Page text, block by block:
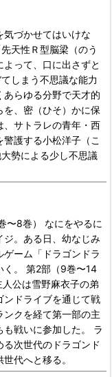
気づかせてはいけな
天性Ｒ型脳梁（のう
って、口に出さずと
しまう不思議な能力
らゆる分野で天才的
を、密（ひそ）かに保
、サトラレの青年・西
護する小松洋子（こ
勢による少し不思議
〜8巻） なにをやるに
ジ。ある日、幼なじみ
ーム「ドラゴンドラ
く。 第2部（9巻〜14
公は雪野麻衣子の弟
ンドライブを通じて戦
クを経て第一部の主
も戦いに参加した。 ラ
次世代のドラゴンド
代へと移る。